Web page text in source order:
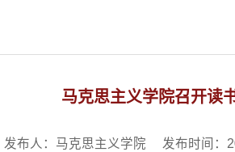
马克思主义学院召开读
发布人：马克思主义学院 发布时间：